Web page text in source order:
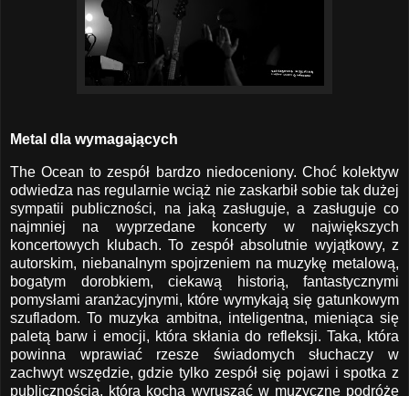
Metal dla wymagających
The Ocean to zespół bardzo niedoceniony. Choć kolektyw
odwiedza nas regularnie wciąż nie zaskarbił sobie tak dużej
sympatii publiczności, na jaką zasługuje, a zasługuje co
najmniej na wyprzedane koncerty w największych
koncertowych klubach. To zespół absolutnie wyjątkowy, z
autorskim, niebanalnym spojrzeniem na muzykę metalową,
bogatym dorobkiem, ciekawą historią, fantastycznymi
pomysłami aranżacyjnymi, które wymykają się gatunkowym
szufladom. To muzyka ambitna, inteligentna, mieniąca się
paletą barw i emocji, która skłania do refleksji. Taka, która
powinna wprawiać rzesze świadomych słuchaczy w
zachwyt wszędzie, gdzie tylko zespół się pojawi i spotka z
publicznością, która kocha wyruszać w muzyczne podróże